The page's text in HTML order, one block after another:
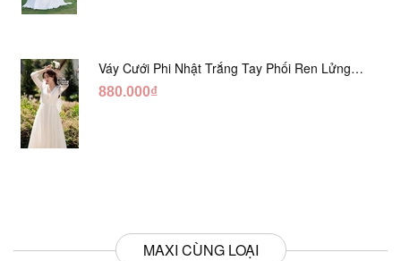
Váy Cưới Phi Nhật Trắng Tay Phối Ren Lửng
DC554
880.000₫
MAXI CÙNG LOẠI